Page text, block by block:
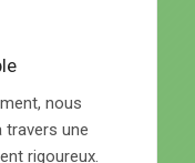
nous
travers une
rigoureux.